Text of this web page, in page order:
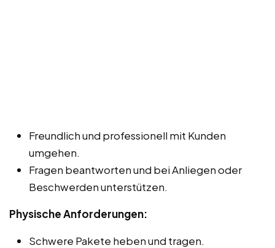
Freundlich und professionell mit Kunden
umgehen.
Fragen beantworten und bei Anliegen oder
Beschwerden unterstützen.
Physische Anforderungen:
Schwere Pakete heben und tragen.